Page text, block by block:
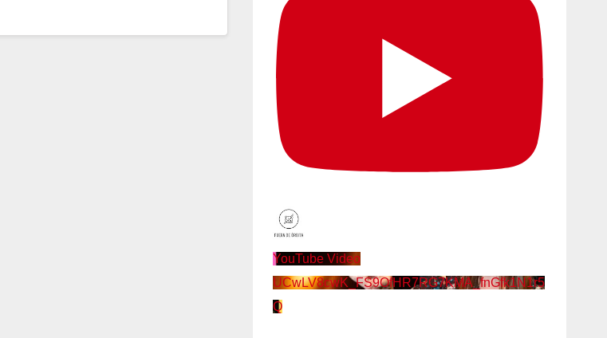
YouTube Video
UCwLV8cwK_FS9OfHR7RG7KMA_fnGfk1N1r5
Q